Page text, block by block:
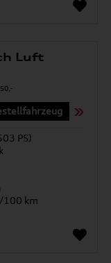
Luft
PS)
100 km